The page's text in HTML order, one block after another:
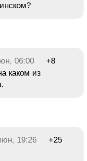
06:00
+8
каком из
19:26 +25